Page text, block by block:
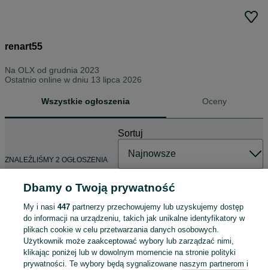
renart55
Na OLX od grudnia 2023
Ostatnio online w dniu 13 lipca 2026
Wszystkie ogłoszenia Oceny
ZNALEŹLIŚMY 2 OGŁOSZENIA
Sortuj
Nowa bawełniana bluzka
45 zł
50,08 zł z Pakietem Ochronnym
Łódź, Bałuty
06 sierpnia 2026
Dbamy o Twoją prywatność
My i nasi 447partnerzy przechowujemy lub uzyskujemy dostęp
do informacji na urządzeniu, takich jak unikalne identyfikatory w
plikach cookie w celu przetwarzania danych osobowych.
Użytkownik może zaakceptować wybory lub zarządzać nimi,
klikając poniżej lub w dowolnym momencie na stronie polityki
prywatności. Te wybory będą sygnalizowane naszym partnerom i